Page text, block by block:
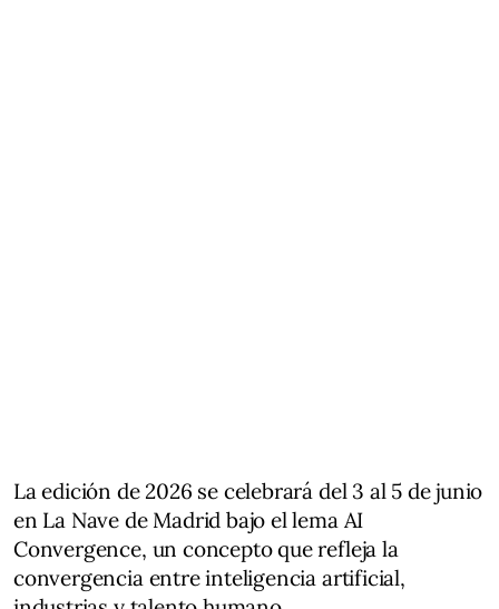
La edición de 2026 se celebrará del 3 al 5 de junio
en La Nave de Madrid bajo el lema AI
Convergence, un concepto que refleja la
convergencia entre inteligencia artificial,